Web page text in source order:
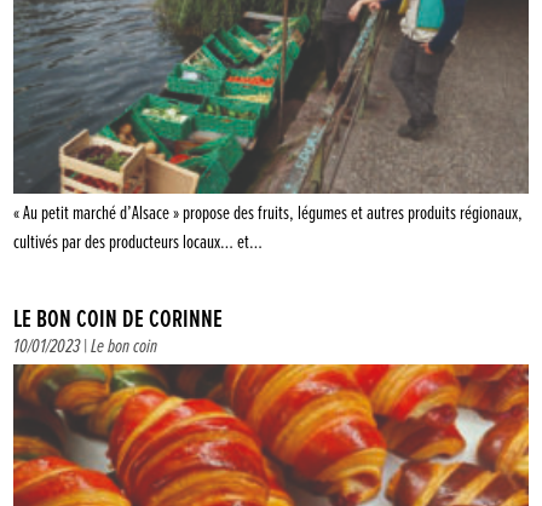
« Au petit marché d’Alsace » propose des fruits, légumes et autres produits régionaux,
cultivés par des producteurs locaux… et…
LE BON COIN DE CORINNE
10/01/2023 |Le bon coin